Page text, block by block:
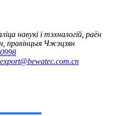
навукі і тэхналогій, раён
правінцыя Чжэцзян
export@bewatec.com.cn